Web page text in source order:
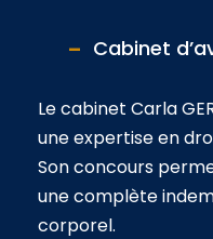
Cabinet
Le cabinet Carla
une expertise en
Son concours
une complète
corporel.